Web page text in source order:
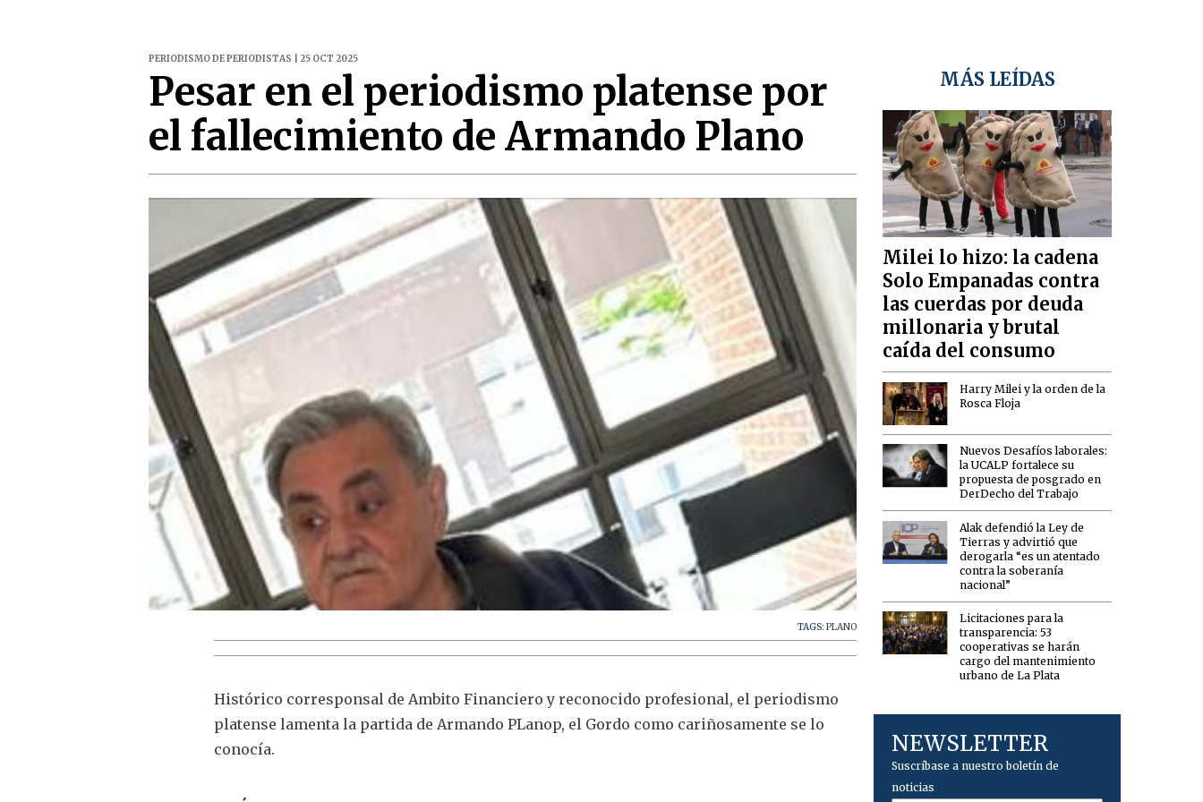
PERIODISMO DE PERIODISTAS | 25 OCT 2025
Pesar en el periodismo platense por
el fallecimiento de Armando Plano
TAGS:PLANO
Histórico corresponsal de Ambito Financiero y reconocido profesional, el periodismo
platense lamenta la partida de Armando PLanop, el Gordo como cariñosamente se lo
conocía.
MÁS LEÍDAS
Milei lo hizo: la cadena
Solo Empanadas contra
las cuerdas por deuda
millonaria y brutal
caída del consumo
Harry Milei y la orden de la
Rosca Floja
Nuevos Desafíos laborales:
la UCALP fortalece su
propuesta de posgrado en
DerDecho del Trabajo
Alak defendió la Ley de
Tierras y advirtió que
derogarla “es un atentado
contra la soberanía
nacional”
Licitaciones para la
transparencia: 53
cooperativas se harán
cargo del mantenimiento
urbano de La Plata
NEWSLETTER
Suscríbase a nuestro boletín de
noticias